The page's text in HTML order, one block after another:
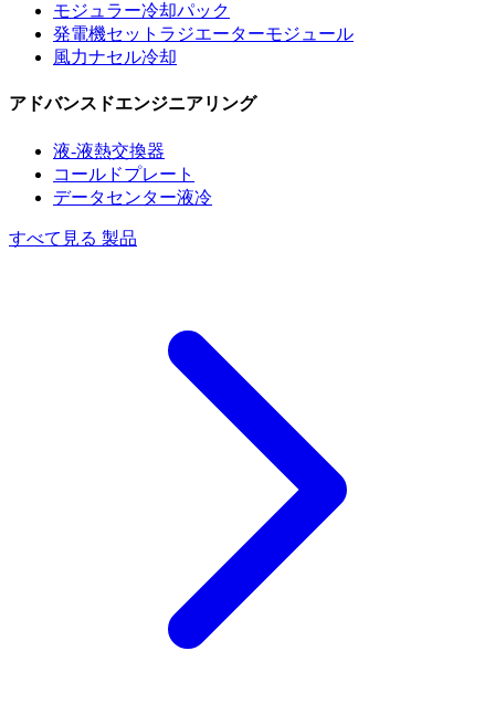
モジュラー冷却パック
発電機セットラジエーターモジュール
風力ナセル冷却
アドバンスドエンジニアリング
液-液熱交換器
コールドプレート
データセンター液冷
すべて見る 製品